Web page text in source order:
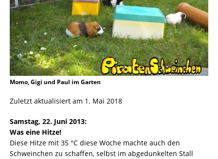
Momo, Gigi und Paul im Garten
Zuletzt aktualisiert am 1. Mai 2018
Samstag, 22. Juni 2013:
Was eine Hitze!
Diese Hitze mit 35 °C diese Woche machte auch den
Schweinchen zu schaffen, selbst im abgedunkelten Stall